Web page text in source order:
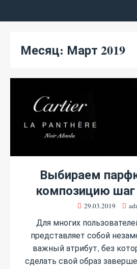
Месяц: Март 2019
Выбираем
композицию
29.03.2019
Для многих
представляет собой
важный атрибут, без
сделать свой образ